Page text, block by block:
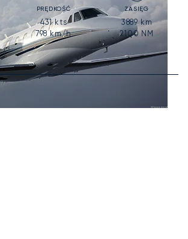
PRĘDKOŚĆ
431kts
798km/h
ZASIĘG
3889 km
2100NM